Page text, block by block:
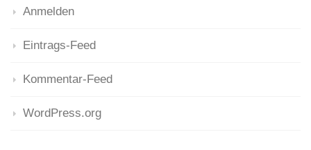
Anmelden
Eintrags-Feed
Kommentar-Feed
WordPress.org